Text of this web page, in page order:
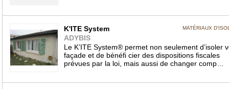
MATÉRIAUX
K'ITE System
ADYBIS
Le K’ITE System® permet non seulement d’isoler
façade et de bénéfi cier des dispositions fiscales
prévues par la loi, mais aussi de changer comp…